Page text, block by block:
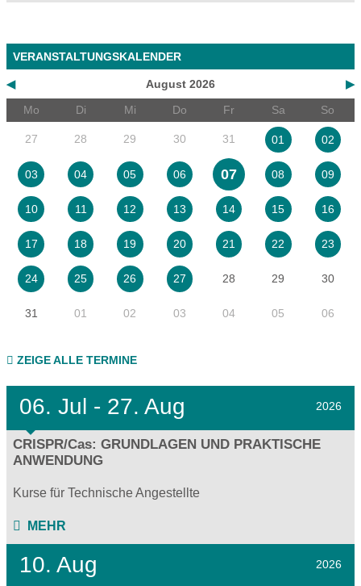
VERANSTALTUNGSKALENDER
◀ ▶
August 2026
Mo
Di Mi Do Fr Sa So
27 28 29 30 31 01 02
03 04 05 06 07 08 09
10 11 12 13 14 15 16
17 18 19 20 21 22 23
24 25 26 27 28 29 30
31 01 02 03 04 05 06
ZEIGE ALLE TERMINE
06. Jul - 27. Aug 2026
CRISPR/Cas: GRUNDLAGEN UND PRAKTISCHE
ANWENDUNG
Kurse für Technische Angestellte
MEHR
10. Aug 2026